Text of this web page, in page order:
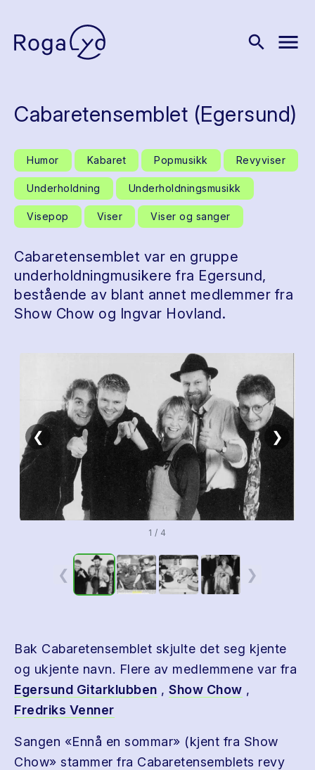
search menu
Cabaretensemblet (Egersund)
Humor Kabaret Popmusikk Revyviser
Underholdning Underholdningsmusikk
Visepop Viser Viser og sanger
Cabaretensemblet var en gruppe
underholdningmusikere fra Egersund,
bestående av blant annet medlemmer fra
Show Chow og Ingvar Hovland.
❮ ❯
1 / 4
❮ ❯
Bak Cabaretensemblet skjulte det seg kjente
og ukjente navn. Flere av medlemmene var fra
Egersund Gitarklubben , Show Chow ,
Fredriks Venner
Sangen «Ennå en sommar» (kjent fra Show
Chow» stammer fra Cabaretensemblets revy